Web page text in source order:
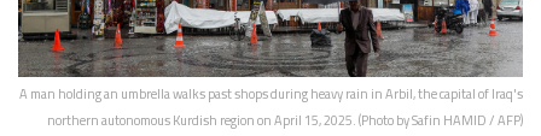
A man holding an umbrella walks past shops during heavy rain in Arbil, the capital of Iraq's
northern autonomous Kurdish region on April 15, 2025. (Photo by Safin HAMID / AFP)